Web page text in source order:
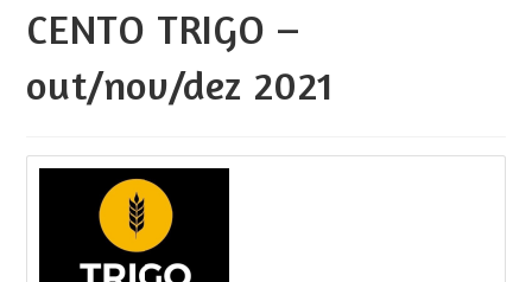
CENTO TRIGO –
out/nov/dez 2021